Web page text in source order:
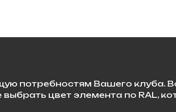
потребностям Вашего клуба.
цвет элемента по RAL,